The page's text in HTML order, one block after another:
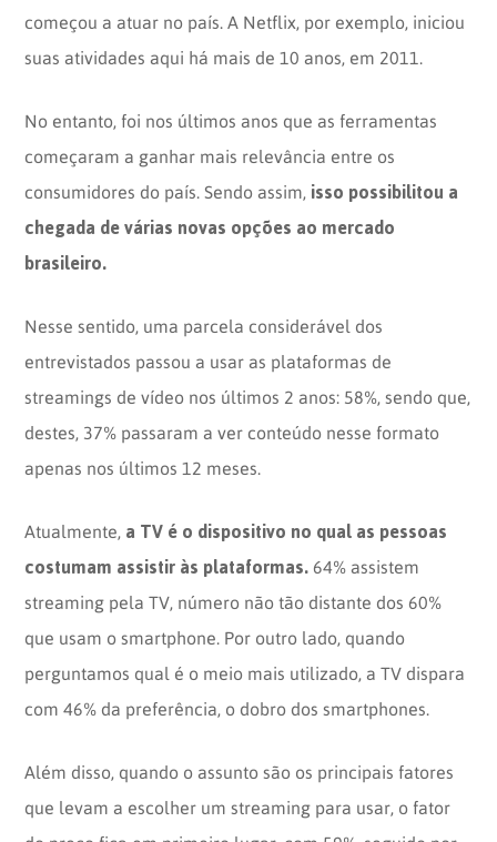
começou a atuar no país. A Netflix, por exemplo, iniciou
suas atividades aqui há mais de 10 anos, em 2011.
No entanto, foi nos últimos anos que as ferramentas
começaram a ganhar mais relevância entre os
consumidores do país. Sendo assim, isso possibilitou a
chegada de várias novas opções ao mercado
brasileiro.
Nesse sentido, uma parcela considerável dos
entrevistados passou a usar as plataformas de
streamings de vídeo nos últimos 2 anos: 58%, sendo que,
destes, 37% passaram a ver conteúdo nesse formato
apenas nos últimos 12 meses.
Atualmente, a TV é o dispositivo no qual as pessoas
costumam assistir às plataformas. 64% assistem
streaming pela TV, número não tão distante dos 60%
que usam o smartphone. Por outro lado, quando
perguntamos qual é o meio mais utilizado, a TV dispara
com 46% da preferência, o dobro dos smartphones.
Além disso, quando o assunto são os principais fatores
que levam a escolher um streaming para usar, o fator